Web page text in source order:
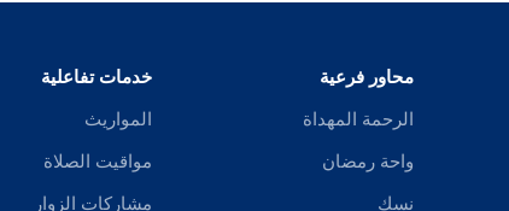
محاور فرعية
الرحمة المهداة
واحة رمضان
نسك
خدمات تفاعلية
المواريث
مواقيت الصلاة
مشاركات الزوار